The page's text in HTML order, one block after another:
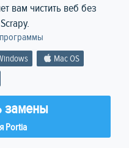
вам чистить веб без
Mac OS
замены
Portia